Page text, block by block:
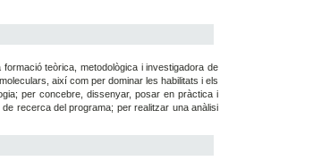
teòrica, metodològica i investigadora de
així com per dominar les habilitats i els
per concebre, dissenyar, posar en pràctica i
recerca del programa; per realitzar una anàlisi